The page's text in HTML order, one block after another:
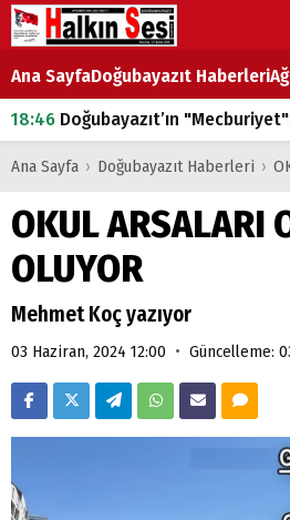
Ana SayfaDoğubayazıt Haberleri
18:46 Doğubayazıt’ın "Mecburiyet"i İsim
07:53Doğubayazıt’ta Ekmek
07:00
DEVLET ve HÜKÜMET
18:29ÇARŞI CADDESİ YAZ BOZ
Ana Sayfa › Doğubayazıt Haberleri ›
OKUL ARSALARI
OLUYOR
Mehmet Koç yazıyor
03 Haziran, 2024 12:00 • Güncelleme: